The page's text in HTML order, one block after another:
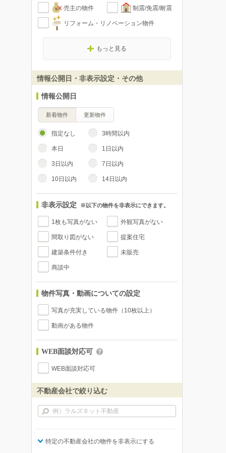
売主の物件 制震/免震/耐震
リフォーム・リノベーション物件
もっと見る
情報公開日・非表示設定・その他
情報公開日
新着物件 更新物件
指定なし 3時間以内
本日 1日以内
3日以内 7日以内
10日以内 14日以内
非表示設定 ※以下の物件を非表示にできます。
1枚も写真がない 外観写真がない
間取り図がない 提案住宅
建築条件付き 未販売
商談中
物件写真・動画についての設定
写真が充実している物件（10枚以上）
動画がある物件
WEB面談対応可
WEB面談対応可
不動産会社で絞り込む
特定の不動産会社の物件を非表示にする